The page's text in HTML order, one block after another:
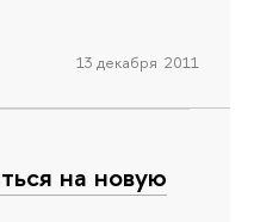
13 декабря 2011
на новую